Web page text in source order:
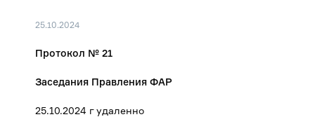
25.10.2024
Протокол № 21
Заседания Правления ФАР
25.10.2024 г удаленно